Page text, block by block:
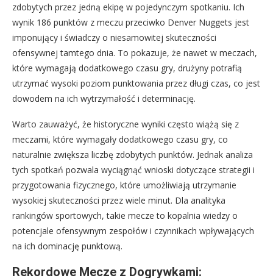
zdobytych przez jedną ekipę w pojedynczym spotkaniu. Ich
wynik 186 punktów z meczu przeciwko Denver Nuggets jest
imponujący i świadczy o niesamowitej skuteczności
ofensywnej tamtego dnia. To pokazuje, że nawet w meczach,
które wymagają dodatkowego czasu gry, drużyny potrafią
utrzymać wysoki poziom punktowania przez długi czas, co jest
dowodem na ich wytrzymałość i determinację.
Warto zauważyć, że historyczne wyniki często wiążą się z
meczami, które wymagały dodatkowego czasu gry, co
naturalnie zwiększa liczbę zdobytych punktów. Jednak analiza
tych spotkań pozwala wyciągnąć wnioski dotyczące strategii i
przygotowania fizycznego, które umożliwiają utrzymanie
wysokiej skuteczności przez wiele minut. Dla analityka
rankingów sportowych, takie mecze to kopalnia wiedzy o
potencjale ofensywnym zespołów i czynnikach wpływających
na ich dominację punktową.
Rekordowe Mecze z Dogrywkami: